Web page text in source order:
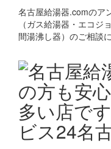
名古屋給湯器.comのア
（ガス給湯器・エコ
間湯沸し器）のご相談